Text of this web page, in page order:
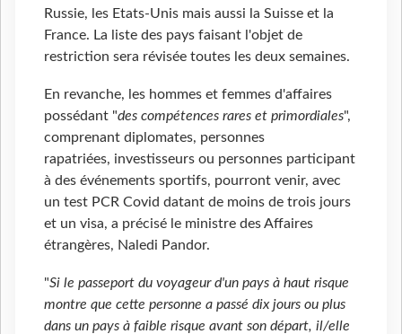
Russie, les Etats-Unis mais aussi la Suisse et la
France. La liste des pays faisant l'objet de
restriction sera révisée toutes les deux semaines.
En revanche, les hommes et femmes d'affaires
possédant "des compétences rares et primordiales",
comprenant diplomates, personnes
rapatriées, investisseurs ou personnes participant
à des événements sportifs, pourront venir, avec
un test PCR Covid datant de moins de trois jours
et un visa, a précisé le ministre des Affaires
étrangères, Naledi Pandor.
"Si le passeport du voyageur d'un pays à haut risque
montre que cette personne a passé dix jours ou plus
dans un pays à faible risque avant son départ, il/elle